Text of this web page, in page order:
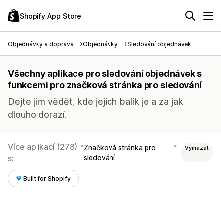
Shopify App Store
Objednávky a doprava Objednávky Sledování objednávek
Všechny aplikace pro sledování objednávek s
funkcemi pro značková stránka pro sledování
Dejte jim vědět, kde jejich balík je a za jak
dlouho dorazí.
Více aplikací (278)
s:
Značková stránka pro
sledování
Vymazat
Built for Shopify